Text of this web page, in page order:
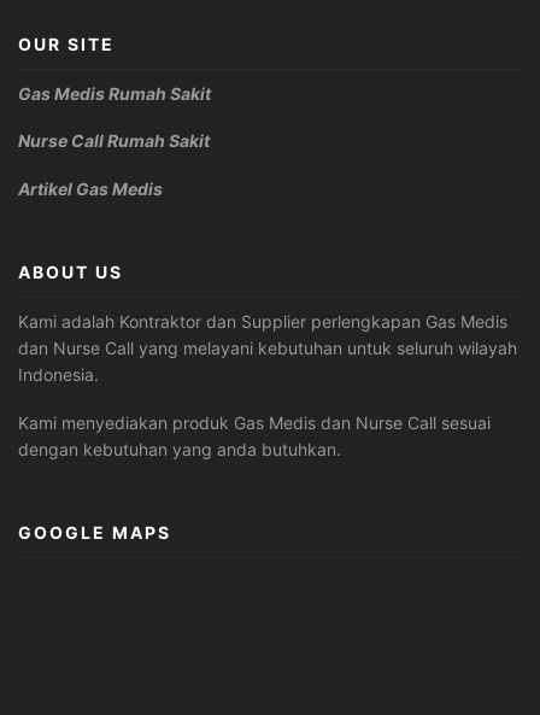
OUR SITE
Gas Medis Rumah Sakit
Nurse Call Rumah Sakit
Artikel Gas Medis
ABOUT US
Kami adalah Kontraktor dan Supplier perlengkapan Gas Medis
dan Nurse Call yang melayani kebutuhan untuk seluruh wilayah
Indonesia.
Kami menyediakan produk Gas Medis dan Nurse Call sesuai
dengan kebutuhan yang anda butuhkan.
GOOGLE MAPS